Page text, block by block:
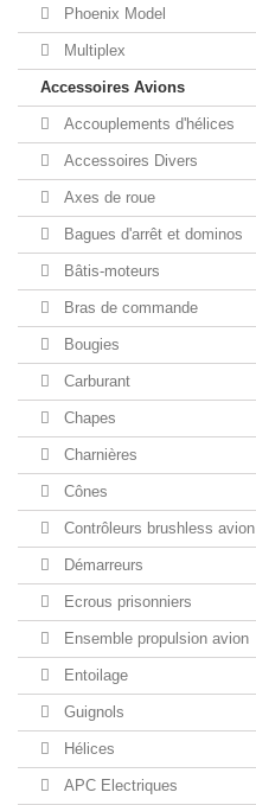
Phoenix Model
Multiplex
Accessoires Avions
Accouplements d'hélices
Accessoires Divers
Axes de roue
Bagues d'arrêt et dominos
Bâtis-moteurs
Bras de commande
Bougies
Carburant
Chapes
Charnières
Cônes
Contrôleurs brushless avion
Démarreurs
Ecrous prisonniers
Ensemble propulsion avion
Entoilage
Guignols
Hélices
APC Electriques